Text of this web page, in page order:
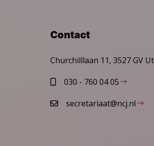
Contact
Churchilllaan 11, 3527 GV
030 - 760 04 05
secretariaat@ncj.nl